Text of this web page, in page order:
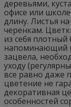
деревьями,
офисе или
длину. Листья
черенкам.
из себя
напоминающий
зацвела,
уходу
все равно даже
цветение не
декоративная
особенностей